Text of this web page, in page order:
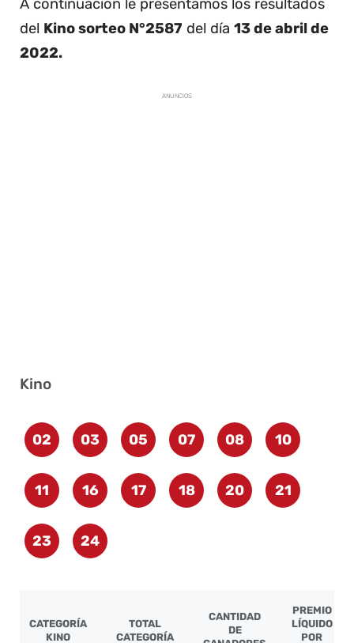
A continuación le presentamos los resultados
del Kino sorteo N°2587 del día 13 de abril de
2022.
ANUNCIOS
Kino
02 03 05 07 08 10
11 16 17 18 20 21
23 24
CATEGORÍA
KINO
TOTAL
CATEGORÍA
CANTIDAD
DE
PREMIO
LÍQUIDO
POR